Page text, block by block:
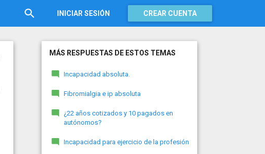
INICIAR SESIÓN CREAR CUENTA
MÁS RESPUESTAS DE ESTOS TEMAS
Incapacidad absoluta.
Fibromialgia e ip absoluta
¿22 años cotizados y 10 pagados en
autónomos?
Incapacidad para ejercicio de la profesión